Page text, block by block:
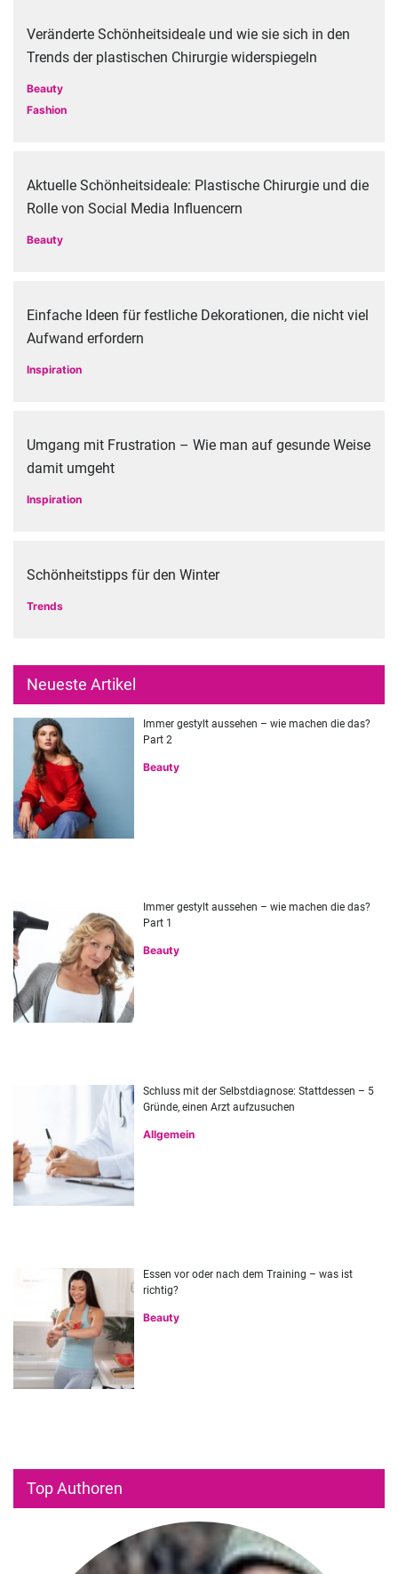
Veränderte Schönheitsideale und wie sie sich in den
Trends der plastischen Chirurgie widerspiegeln
Beauty
Fashion
Aktuelle Schönheitsideale: Plastische Chirurgie und die
Rolle von Social Media Influencern
Beauty
Einfache Ideen für festliche Dekorationen, die nicht viel
Aufwand erfordern
Inspiration
Umgang mit Frustration – Wie man auf gesunde Weise
damit umgeht
Inspiration
Schönheitstipps für den Winter
Trends
Neueste Artikel
Immer gestylt aussehen – wie machen die das?
Part 2
Beauty
Immer gestylt aussehen – wie machen die das?
Part 1
Beauty
Schluss mit der Selbstdiagnose: Stattdessen – 5
Gründe, einen Arzt aufzusuchen
Allgemein
Essen vor oder nach dem Training – was ist
richtig?
Beauty
Top Authoren